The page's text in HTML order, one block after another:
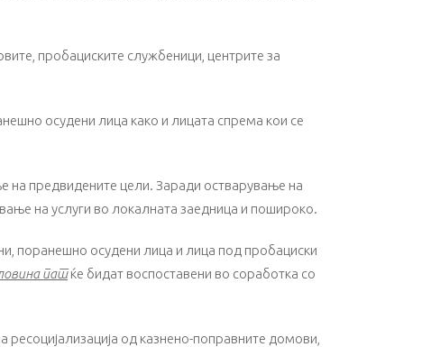
пробациските службеници, центрите за
осудени лица како и лицaта спрема кои се
на предвидените цели. Заради остварување на
на услуги во локалната заедница и пошироко.
поранешно осудени лица и лица под пробациски
патќе бидат воспоставени во соработка со
од казнено-поправните домови,